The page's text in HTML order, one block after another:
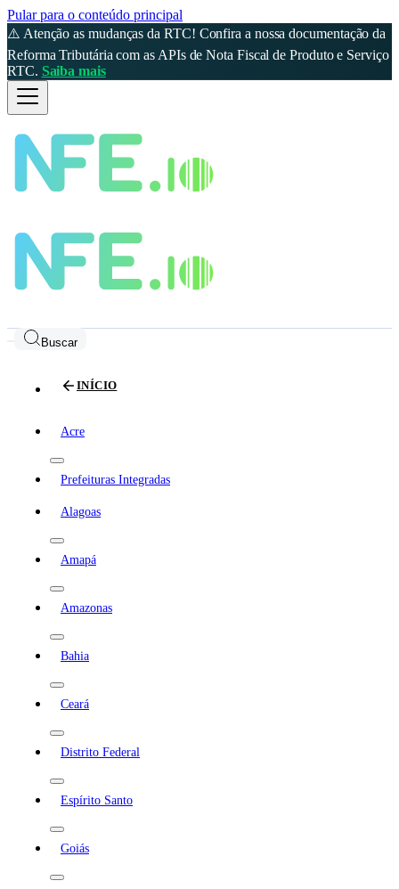
Pular para o conteúdo principal
⚠️ Atenção as mudanças da RTC! Confira a nossa documentação da
Reforma Tributária com as APIs de Nota Fiscal de Produto e Serviço
RTC. Saiba mais
Buscar
INÍCIO
Acre
Prefeituras Integradas
Alagoas
Amapá
Amazonas
Bahia
Ceará
Distrito Federal
Espírito Santo
Goiás